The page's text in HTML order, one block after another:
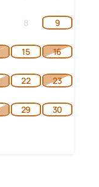
8 9
15 16
22 23
29 30